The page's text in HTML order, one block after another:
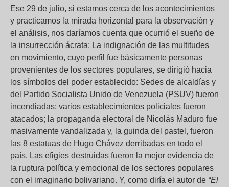
Ese 29 de julio, si estamos cerca de los acontecimientos
y practicamos la mirada horizontal para la observación y
el análisis, nos daríamos cuenta que ocurrió el sueño de
la insurrección ácrata: La indignación de las multitudes
en movimiento, cuyo perfil fue básicamente personas
provenientes de los sectores populares, se dirigió hacia
los símbolos del poder establecido: Sedes de alcaldías y
del Partido Socialista Unido de Venezuela (PSUV) fueron
incendiadas; varios establecimientos policiales fueron
atacados; la propaganda electoral de Nicolás Maduro fue
masivamente vandalizada y, la guinda del pastel, fueron
las 8 estatuas de Hugo Chávez derribadas en todo el
país. Las efigies destruidas fueron la mejor evidencia de
la ruptura política y emocional de los sectores populares
con el imaginario bolivariano. Y, como diría el autor de “El